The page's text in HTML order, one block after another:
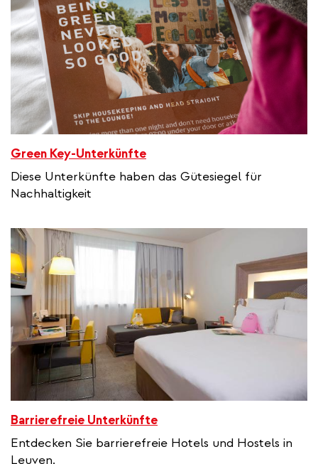
Green Key-Unterkünfte
Diese Unterkünfte haben das Gütesiegel für
Nachhaltigkeit
Barrierefreie Unterkünfte
Entdecken Sie barrierefreie Hotels und Hostels in
Leuven.